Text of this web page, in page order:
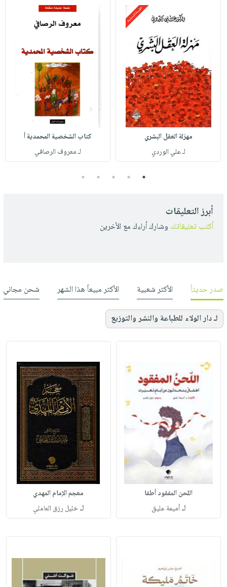
مهزلة العقل البشري
لـ علي الوردي
كتاب الشخصية المحمدية أ
لـ معروف الرصافي
1
2
3
4
5
أبرز التعليقات
أكتب تعليقاتك وشارك أراءك مع الأخرين
صدر حديثاً الأكثر شعبية الأكثر مبيعاً هذا الشهر شحن مجاني
لـ دار الولاء للطباعة والنشر والتوزيع
اللحن المفقود أطفا
لـأميمة عليق
معجم الإمام المهدي
لـخليل رزق العاملي